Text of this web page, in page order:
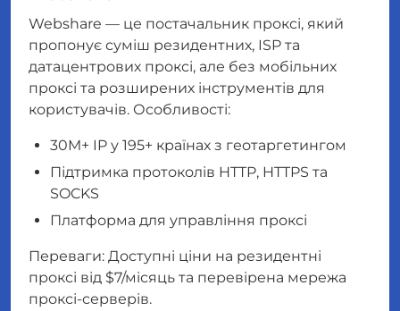
Webshare — це постачальник проксі, який
пропонує суміш резидентних, ISP та
датацентрових проксі, але без мобільних
проксі та розширених інструментів для
користувачів. Особливості:
30M+ IP у 195+ країнах з геотаргетингом
Підтримка протоколів HTTP, HTTPS та
SOCKS
Платформа для управління проксі
Переваги: Доступні ціни на резидентні
проксі від $7/місяць та перевірена мережа
проксі-серверів.